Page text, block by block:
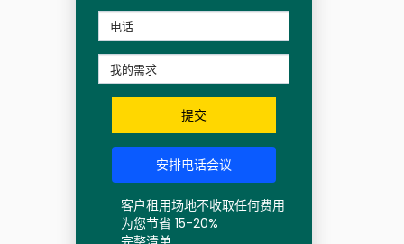
提交
安排电话会议
客户租用场地不收取任何费用
为您节省 15-20%